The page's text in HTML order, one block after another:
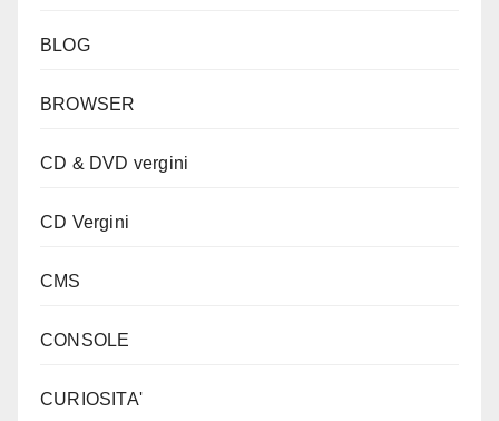
BLOG
BROWSER
CD & DVD vergini
CD Vergini
CMS
CONSOLE
CURIOSITA'